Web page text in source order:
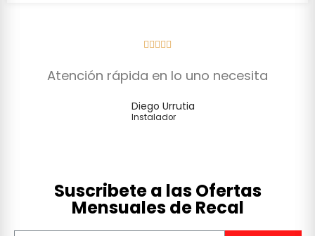
    
Atención rápida en lo uno necesita
Diego Urrutia
Instalador
Suscribete a las Ofertas
Mensuales de Recal